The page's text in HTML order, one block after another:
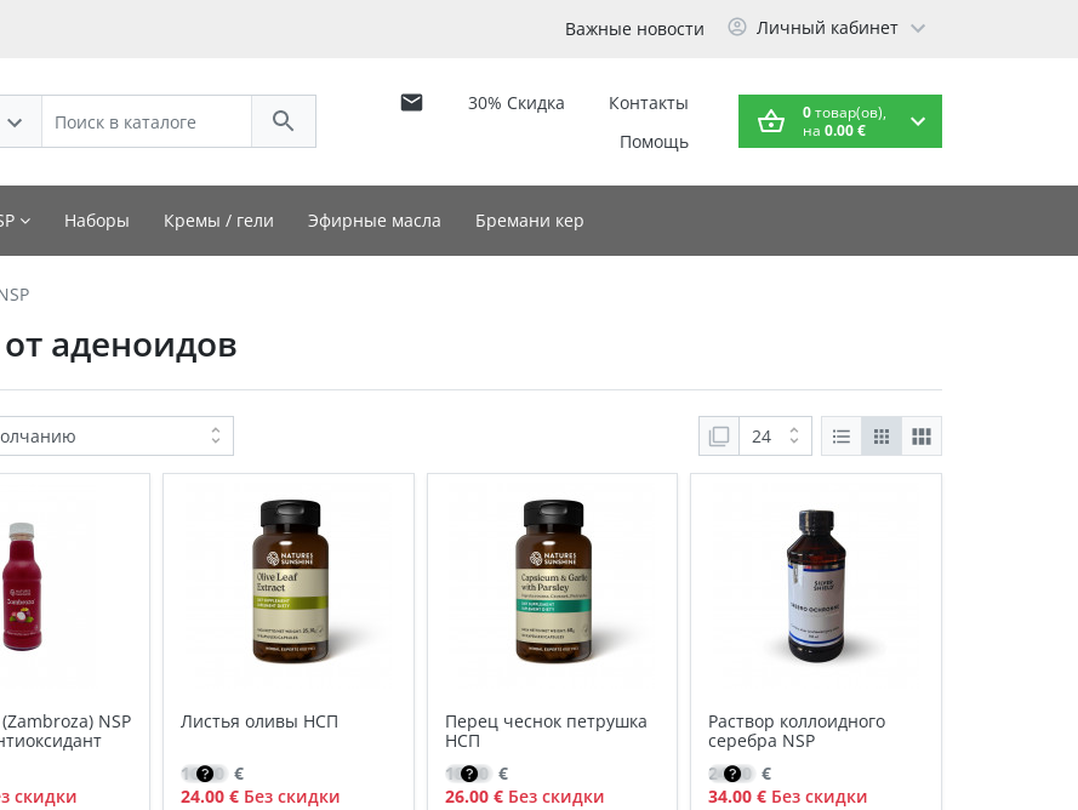
Важные новости Личный кабинет
30% Скидка
Контакты
Помощь
0товар(ов),
на 0.00 €
Наборы Кремы / гели Эфирные масла Бремани кер
аденоидов
NSP
скидки
Листья оливы НСП
16.80 €
24.00 € Без скидки
Перец чеснок петрушка
НСП
18.40 €
26.00 €Без скидки
Раствор коллоидного
серебра NSP
24.60 €
34.00 € Без скидки